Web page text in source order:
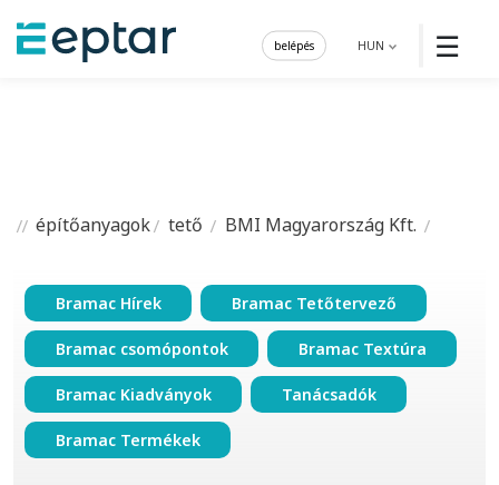
☰
HUN
belépés
építőanyagok tető BMI Magyarország Kft.
Bramac Hírek Bramac Tetőtervező
Bramac csomópontok Bramac Textúra
Bramac Kiadványok Tanácsadók
Bramac Termékek